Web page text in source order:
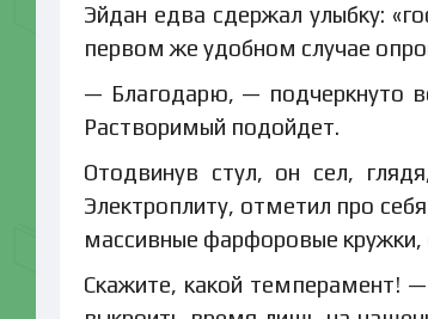
Эйдан едва сдержал улыбку:
первом же удобном случае
— Благодарю, — подчеркнуто
Растворимый подойдет.
Отодвинув стул, он сел,
Электроплиту, отметил про
массивные фарфоровые кружки,
Скажите, какой темперамент!